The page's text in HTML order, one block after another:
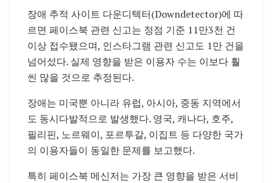
장애 추적 사이트 다운디텍터(Downdetector)에 따
르면 페이스북 관련 신고는 정점 기준 11만3천 건
이상 접수됐으며, 인스타그램 관련 신고도 1만 건을
넘어섰다. 실제 영향을 받은 이용자 수는 이보다 훨
씬 많을 것으로 추정된다.
장애는 미국뿐 아니라 유럽, 아시아, 중동 지역에서
도 동시다발적으로 발생했다. 영국, 캐나다, 호주,
필리핀, 노르웨이, 포르투갈, 이집트 등 다양한 국가
의 이용자들이 동일한 문제를 보고했다.
특히 페이스북 메신저는 가장 큰 영향을 받은 서비